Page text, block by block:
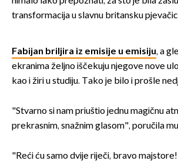
transformacija u slavnu britansku
Fabijan briljira iz emisije u emisiju, a
ekranima željno iščekuju njegove nove
kao i žiri u studiju. Tako je bilo i prošle
"Stvarno si nam priuštio jednu magičnu
prekrasnim, snažnim glasom", poručila
"Reći ću samo dvije riječi, bravo